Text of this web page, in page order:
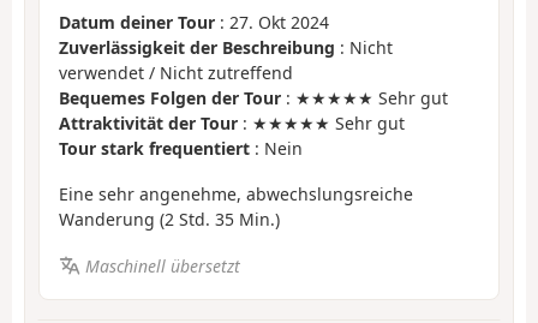
Datum deiner Tour : 27. Okt 2024
Zuverlässigkeit der Beschreibung : Nicht
verwendet / Nicht zutreffend
Bequemes Folgen der Tour : ★★★★★ Sehr gut
Attraktivität der Tour : ★★★★★ Sehr gut
Tour stark frequentiert : Nein
Eine sehr angenehme, abwechslungsreiche
Wanderung (2 Std. 35 Min.)
Maschinell übersetzt